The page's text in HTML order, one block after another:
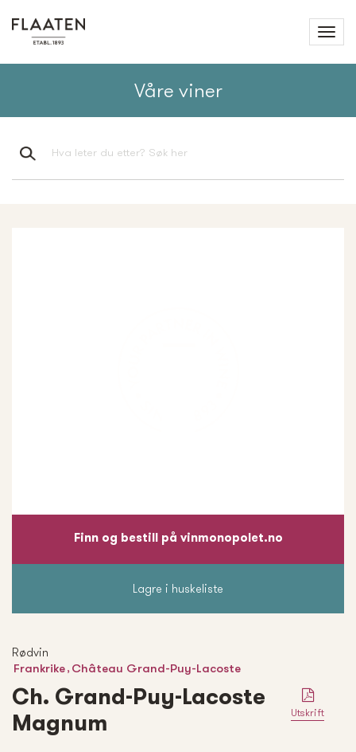
Våre viner
Finn og bestill på vinmonopolet.no
Lagre i huskeliste
Utskrift
Rødvin
Frankrike, Château Grand-Puy-Lacoste
Ch. Grand-Puy-Lacoste
Magnum